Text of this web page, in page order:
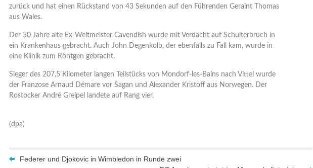
zurück und hat einen Rückstand von 43 Sekunden auf den Führenden Geraint Thomas
aus Wales.
Der 30 Jahre alte Ex-Weltmeister Cavendish wurde mit Verdacht auf Schulterbruch in
ein Krankenhaus gebracht. Auch John Degenkolb, der ebenfalls zu Fall kam, wurde in
eine Klinik zum Röntgen gebracht.
Sieger des 207,5 Kilometer langen Teilstücks von Mondorf-les-Bains nach Vittel wurde
der Franzose Arnaud Démare vor Sagan und Alexander Kristoff aus Norwegen. Der
Rostocker André Greipel landete auf Rang vier.
(dpa)
Federer und Djokovic in Wimbledon in Runde zwei